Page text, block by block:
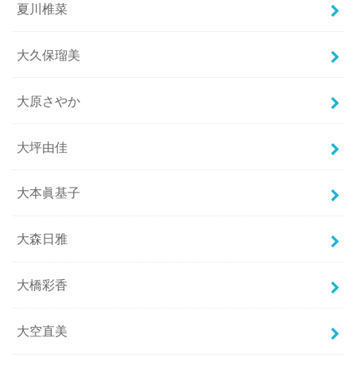
夏川椎菜
大久保瑠美
大原さやか
大坪由佳
大本眞基子
大森日雅
大橋彩香
大空直美